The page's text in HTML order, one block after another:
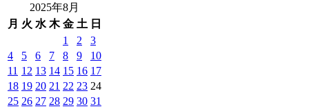
2025年8月
月 火 水 木 金 土 日
1
2
3
4
5 6 7 8 9
10
11 12 13 14 15 16 17
18 19 20 21 22 23 24
25 26 27 28 29 30 31